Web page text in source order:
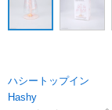
ハシートップイン
Hashy